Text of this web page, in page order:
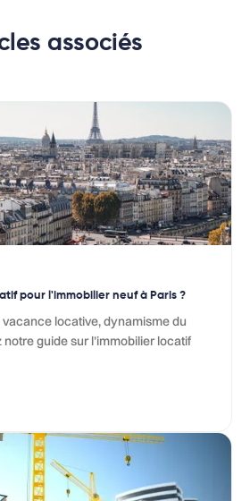
associés
pour l'immobilier neuf à Paris ?
locative, dynamisme du
guide sur l’immobilier locatif